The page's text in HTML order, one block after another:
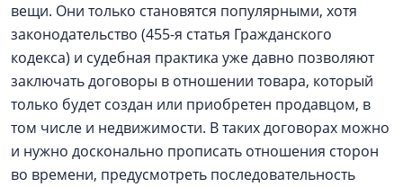
вещи. Они только становятся популярными, хотя
законодательство (455-я статья Гражданского
кодекса) и судебная практика уже давно позволяют
заключать договоры в отношении товара, который
только будет создан или приобретен продавцом, в
том числе и недвижимости. В таких договорах можно
и нужно досконально прописать отношения сторон
во времени, предусмотреть последовательность